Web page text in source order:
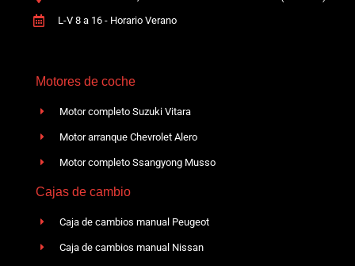
L-V 8 a 16 - Horario Verano
Motores de coche
Motor completo Suzuki Vitara
Motor arranque Chevrolet Alero
Motor completo Ssangyong Musso
Cajas de cambio
Caja de cambios manual Peugeot
Caja de cambios manual Nissan